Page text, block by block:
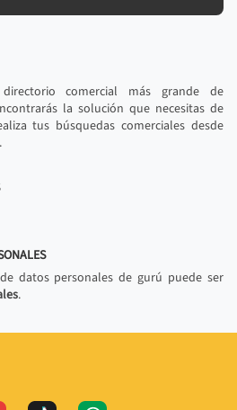
comercial más grande de
la solución que necesitas de
tus búsquedas comerciales desde
datos personales de gurú puede ser
.